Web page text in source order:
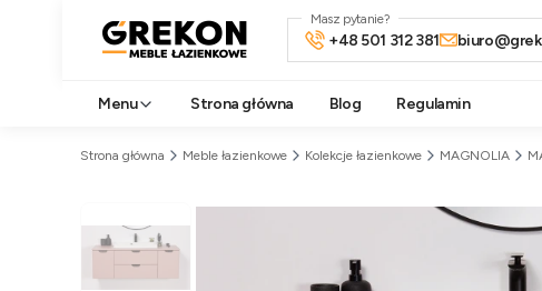
Masz pytanie?
+48 501 312 381
Menu Strona główna Blog Regulamin
Strona główna Meble łazienkowe Kolekcje łazienkowe MAGNOLIA